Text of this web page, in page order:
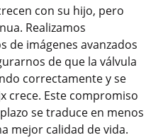
con su hijo, pero
Realizamos
de imágenes avanzados
de que la válvula
correctamente y se
crece. Este compromiso
se traduce en menos
mejor calidad de vida.